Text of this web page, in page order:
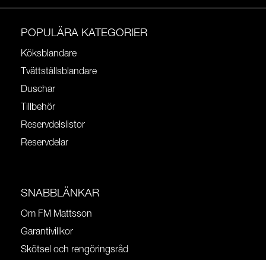
POPULÄRA KATEGORIER
Köksblandare
Tvättställsblandare
Duschar
Tillbehör
Reservdelslistor
Reservdelar
SNABBLÄNKAR
Om FM Mattsson
Garantivillkor
Skötsel och rengöringsråd